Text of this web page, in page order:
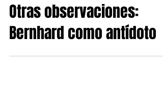
Otras observaciones:
Bernhard como antídoto